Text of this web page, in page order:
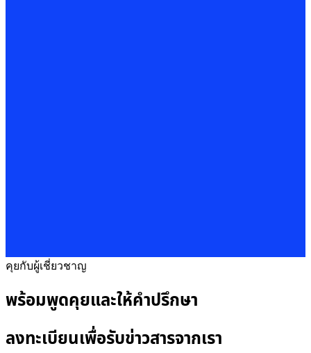
คุยกับผู้เชี่ยวชาญ
พร้อมพูดคุยและให้คำปรึกษา
ลงทะเบียนเพื่อรับข่าวสารจากเรา